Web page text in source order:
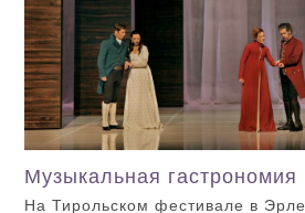
Музыкальная гастрономия
На Тирольском фестивале в Эрле